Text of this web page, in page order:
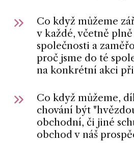
Co když můžeme
v každé, včetně
společnosti a
proč jsme do té
na konkrétní akci
Co když můžeme,
chování být
obchodní, či jiné
obchod v náš